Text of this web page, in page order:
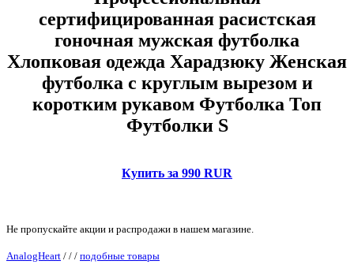
сертифицированная расистская
гоночная мужская футболка
Хлопковая одежда Харадзюку Женская
футболка с круглым вырезом и
коротким рукавом Футболка Топ
Футболки S
Купить за 990 RUR
Не пропускайте акции и распродажи в нашем магазине.
AnalogHeart / / / подобные товары